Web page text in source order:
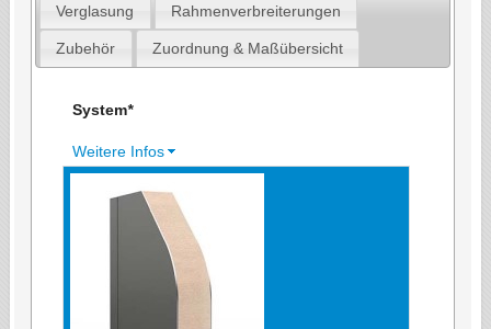
Verglasung Rahmenverbreiterungen
Zubehör Zuordnung & Maßübersicht
System*
Weitere Infos